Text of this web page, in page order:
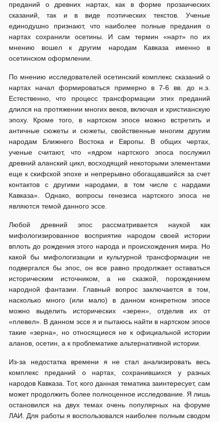
преданий о древних нартах, как в форме прозаических
сказаний, так и в виде поэтических текстов. Ученые
единодушно признают, что наиболее полные предания о
нартах сохранили осетины. И сам термин «нарт» по их
мнению вошел к другим народам Кавказа именно в
осетинском оформлении.
По мнению исследователей осетинский комплекс сказаний о
нартах начал формироваться примерно в 7-6 вв. до н.э.
Естественно, что процесс трансформации этих преданий
длился на протяжении многих веков, включая и христианскую
эпоху. Кроме того, в нартском эпосе можно встретить и
античные сюжеты и сюжеты, свойственные многим другим
народам Ближнего Востока и Европы. В общих чертах,
ученые считают, что «ядром нартского эпоса послужил
древний аланский цикл, восходящий некоторыми элементами
еще к скифской эпохе и непрерывно обогащавшийся за счет
контактов с другими народами, в том числе с нардами
Кавказа». Однако, вопросы генезиса нартского эпоса не
являются темой данного эссе.
Любой древний эпос рассматривается наукой как
мифологизированное восприятие народом своей истории
вплоть до рождения этого народа и происхождения мира. Но
какой бы мифологизации и культурной трансформации не
подвергался бы эпос, он все равно продолжает оставаться
историческим источником, а не сказкой, порождением
народной фантазии. Главный вопрос заключается в том,
насколько много (или мало) в данном конкретном эпосе
можно выделить исторических «зерен», отделив их от
«плевел». В данном эссе я и пытаюсь найти в нартском эпосе
такие «зерна», но относящиеся не к официальной истории
аланов, осетин, а к проблематике альтернативной истории.
Из-за недостатка времени я не стал анализировать весь
комплекс преданий о нартах, сохранившихся у разных
народов Кавказа. Тот, кого данная тематика заинтересует, сам
может продолжить более полноценное исследование. Я лишь
остановился на двух темах очень популярных на форуме
ЛАИ. Для работы я воспользовался наиболее полным сводом